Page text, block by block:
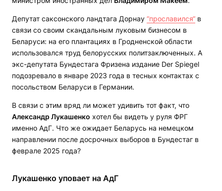
Депутат саксонского ландтага Дорнау “прославился“ в
связи со своим скандальным луковым бизнесом в
Беларуси: на его плантациях в Гродненской области
использовался труд белорусских политзаключенных. А
экс-депутата Бундестага Фризена издание Der Spiegel
подозревало в январе 2023 года в тесных контактах с
посольством Беларуси в Германии.
В связи с этим вряд ли может удивить тот факт, что
Александр Лукашенко хотел бы видеть у руля ФРГ
именно АдГ. Что же ожидает Беларусь на немецком
направлении после досрочных выборов в Бундестаг в
феврале 2025 года?
Лукашенко уповает на АдГ